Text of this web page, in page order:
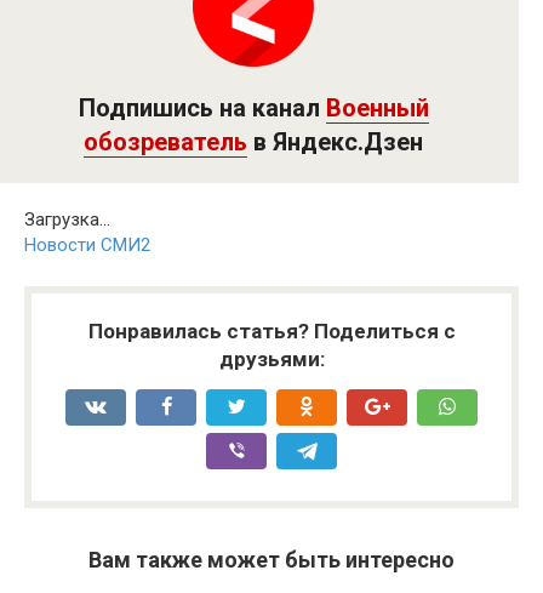
Подпишись на канал Военный
обозреватель в Яндекс.Дзен
Загрузка...
Новости СМИ2
Понравилась статья? Поделиться с
друзьями:
Вам также может быть интересно